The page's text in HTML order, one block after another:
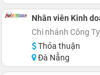
Nhân viên Kinh
Chi nhánh Công
Thỏa thuận
Đà Nẵng